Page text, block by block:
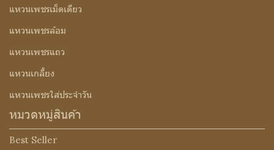
แหวนเพชรเม็ดเดียว
แหวนเพชรล้อม
แหวนเพชรแถว
แหวนเกลี้ยง
แหวนเพชรใส่ประจำวัน
หมวดหมู่สินค้า
Best Seller